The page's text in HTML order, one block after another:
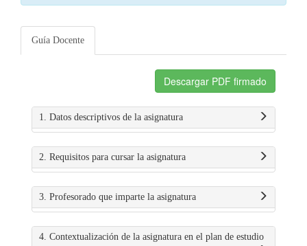
Guía Docente
Descargar PDF firmado
1. Datos descriptivos de la asignatura
2. Requisitos para cursar la asignatura
3. Profesorado que imparte la asignatura
4. Contextualización de la asignatura en el plan de estudio